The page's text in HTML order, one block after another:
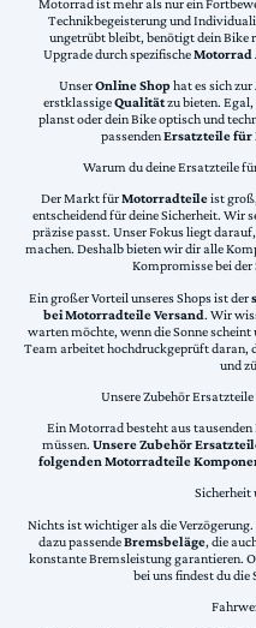
Technikbegeisterung und
ungetrübt bleibt, benötigt dein Bike
Upgrade durch spezifischeMotorrad
UnserOnline Shophat es sich
erstklassigeQualitätzu bieten. Egal,
planst oder dein Bike optisch und
passendenErsatzteile für
Warum du deine Ersatzteile
Der Markt fürMotorradteileist
entscheidend für deine Sicherheit. Wir
präzise passt. Unser Fokus liegt
machen. Deshalb bieten wir dir alle
Kompromisse bei der
Ein großer Vorteil unseres Shops ist der
bei Motorradteile Versand. Wir
warten möchte, wenn die Sonne
Team arbeitet hochdruckgeprüft daran,
und
Unsere Zubehör
Ein Motorrad besteht aus
müssen. Unsere Zubehör
folgenden Motorradteile
Sicherheit
Nichts ist wichtiger als die
dazu passendeBremsbeläge, die
konstante Bremsleistung garantieren.
bei uns findest du die